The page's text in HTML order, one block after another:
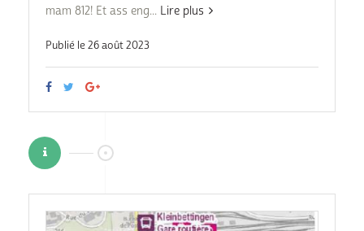
mam 812! Et ass eng... Lire plus
Publié le 26 août 2023